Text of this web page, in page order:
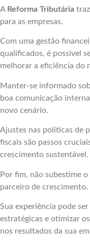
A Reforma Tributária
para as empresas.
Com uma gestão
qualificados, é possível
melhorar a eficiência do
Manter-se informado
boa comunicação
novo cenário.
Ajustes nas políticas de
fiscais são passos
crescimento sustentável.
Por fim, não subestime
parceiro de crescimento.
Sua experiência pode
estratégicas e otimizar
nos resultados da sua